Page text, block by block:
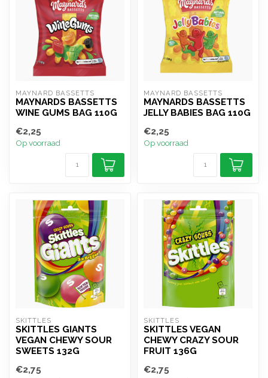
MAYNARD BASSETTS
MAYNARDS BASSETTS
WINE GUMS BAG 110G
€2,25
Op voorraad
MAYNARD BASSETTS
MAYNARDS BASSETTS
JELLY BABIES BAG 110G
€2,25
Op voorraad
SKITTLES
SKITTLES GIANTS
VEGAN CHEWY SOUR
SWEETS 132G
€2,75
SKITTLES
SKITTLES VEGAN
CHEWY CRAZY SOUR
FRUIT 136G
€2,75